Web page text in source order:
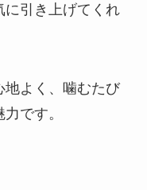
に引き上げてくれ
地よく、噛むたび
です。